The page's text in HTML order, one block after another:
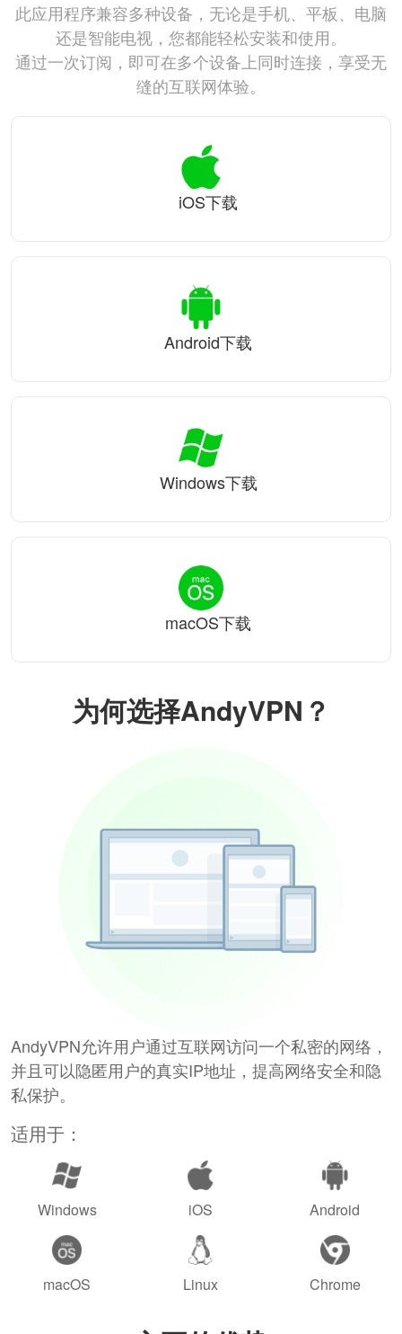
为何选择AndyVPN？
AndyVPN允许用户通过互联网访问一个私密的网络，
并且可以隐匿用户的真实IP地址，提高网络安全和隐
私保护。
适用于：
Windows iOS Android
macOS Linux Chrome
此应用程序兼容多种设备，无论是手机、平板、电脑
还是智能电视，您都能轻松安装和使用。
通过一次订阅，即可在多个设备上同时连接，享受无
缝的互联网体验。
iOS下载
Android下载
Windows下载
macOS下载